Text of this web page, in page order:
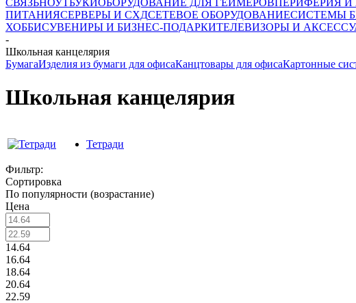
СВЯЗЬНОУТБУКИОБОРУДОВАНИЕ ДЛЯ ГЕЙМЕРОВПЕРИФЕРИЯ И
ПИТАНИЯСЕРВЕРЫ И СХДСЕТЕВОЕ ОБОРУДОВАНИЕСИСТЕМЫ
ХОББИСУВЕНИРЫ И БИЗНЕС-ПОДАРКИТЕЛЕВИЗОРЫ И
-
Школьная канцелярия
БумагаИзделия из бумаги для офисаКанцтовары для офисаКартонные
Школьная канцелярия
Тетради
Фильтр:
Сортировка
По популярности (возрастание)
Цена
14.64
16.64
18.64
20.64
22.59